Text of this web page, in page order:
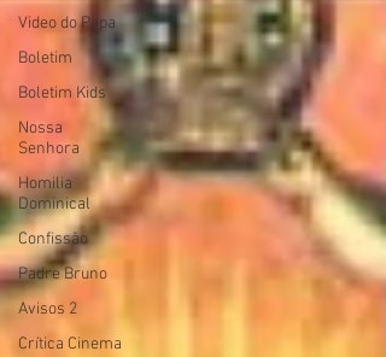
Video do Papa
Boletim
Boletim Kids
Nossa
Senhora
Homilia
Dominical
Confissão
Padre Bruno
Avisos 2
Crítica Cinema